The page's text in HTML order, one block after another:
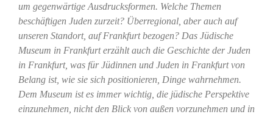
um gegenwärtige Ausdrucksformen. Welche Themen
beschäftigen Juden zurzeit? Überregional, aber auch auf
unseren Standort, auf Frankfurt bezogen? Das Jüdische
Museum in Frankfurt erzählt auch die Geschichte der Juden
in Frankfurt, was für Jüdinnen und Juden in Frankfurt von
Belang ist, wie sie sich positionieren, Dinge wahrnehmen.
Dem Museum ist es immer wichtig, die jüdische Perspektive
einzunehmen, nicht den Blick von außen vorzunehmen und in